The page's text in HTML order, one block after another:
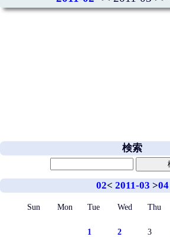
検索
02< 2011-03 >04
Sun Mon Tue Wed Thu
1 2 3